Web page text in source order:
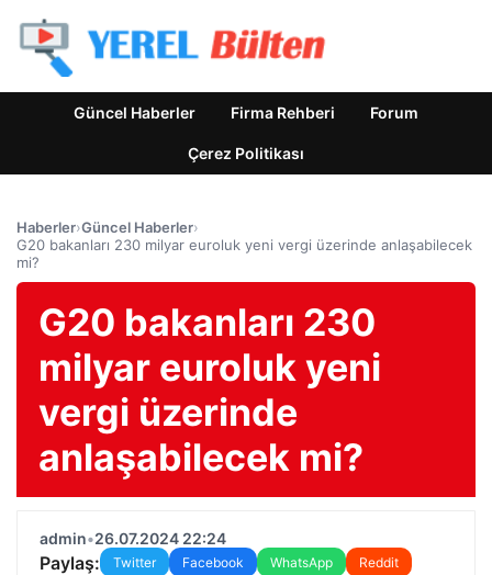
Güncel Haberler Firma Rehberi Forum
Çerez Politikası
Haberler›Güncel Haberler›
G20 bakanları 230 milyar euroluk yeni vergi üzerinde anlaşabilecek
mi?
G20 bakanları 230
milyar euroluk yeni
vergi üzerinde
anlaşabilecek mi?
admin•26.07.2024 22:24
Paylaş: Twitter Facebook WhatsApp
Reddit